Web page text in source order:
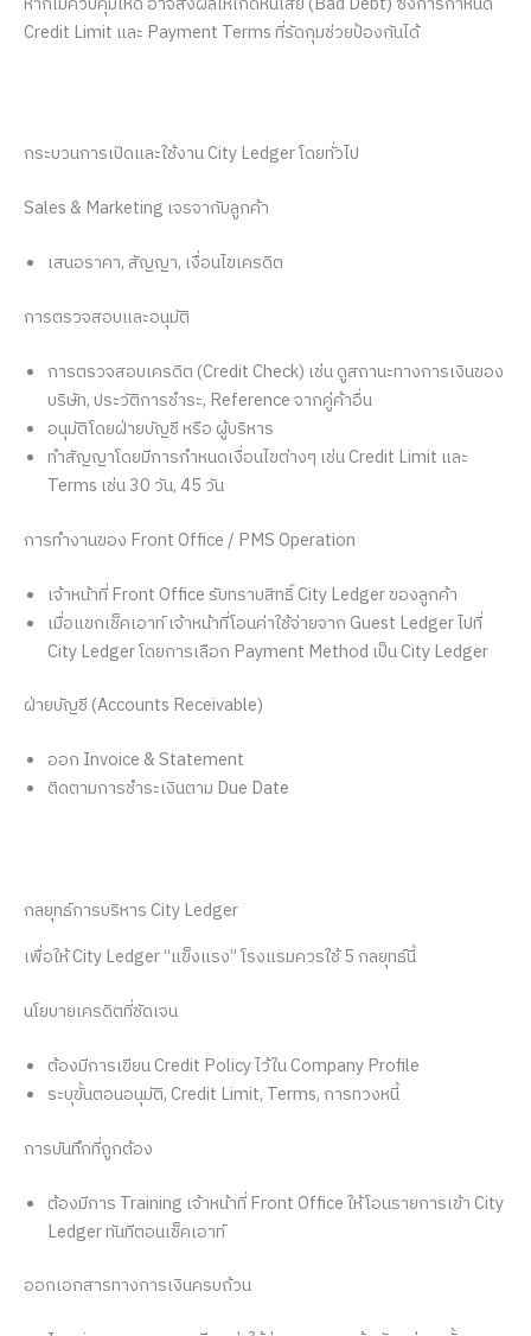
Credit Limit และ Payment Terms ที่รัดกุมช่วยป้องกันได้
กระบวนการเปิดและใช้งาน City Ledger โดยทั่วไป
Sales & Marketing เจรจากับลูกค้า
เสนอราคา, สัญญา, เงื่อนไขเครดิต
การตรวจสอบและอนุมัติ
การตรวจสอบเครดิต (Credit Check) เช่น ดูสถานะทางการเงินของ
บริษัท, ประวัติการชำระ, Reference จากคู่ค้าอื่น
อนุมัติโดยฝ่ายบัญชี หรือ ผู้บริหาร
ทำสัญญาโดยมีการกำหนดเงื่อนไขต่างๆ เช่น Credit Limit และ
Terms เช่น 30 วัน, 45 วัน
การทำงานของ Front Office / PMS Operation
เจ้าหน้าที่ Front Office รับทราบสิทธิ์ City Ledger ของลูกค้า
เมื่อแขกเช็คเอาท์ เจ้าหน้าที่โอนค่าใช้จ่ายจาก Guest Ledger ไปที่
City Ledger โดยการเลือก Payment Method เป็น City Ledger
ฝ่ายบัญชี (Accounts Receivable)
ออก Invoice & Statement
ติดตามการชำระเงินตาม Due Date
กลยุทธ์การบริหาร City Ledger
เพื่อให้ City Ledger “แข็งแรง” โรงแรมควรใช้ 5 กลยุทธ์นี้
นโยบายเครดิตที่ชัดเจน
ต้องมีการเขียน Credit Policy ไว้ใน Company Profile
ระบุขั้นตอนอนุมัติ, Credit Limit, Terms, การทวงหนี้
การบันทึกที่ถูกต้อง
ต้องมีการ Training เจ้าหน้าที่ Front Office ให้โอนรายการเข้า City
Ledger ทันทีตอนเช็คเอาท์
ออกเอกสารทางการเงินครบถ้วน